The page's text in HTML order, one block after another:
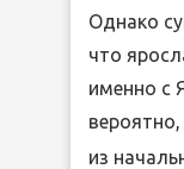
Однако
что
именно с
из